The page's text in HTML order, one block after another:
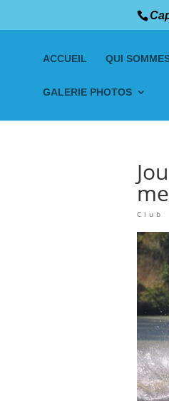
ACCUEIL QUI
GALERIE PHOTOS
Club